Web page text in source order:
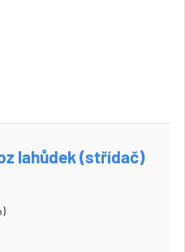
lahůdek (střídač)